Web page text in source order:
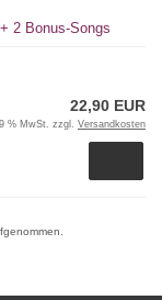
2 Bonus-Songs
22,90 EUR
% MwSt. zzgl. Versandkosten